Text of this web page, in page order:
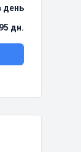
день
дн.